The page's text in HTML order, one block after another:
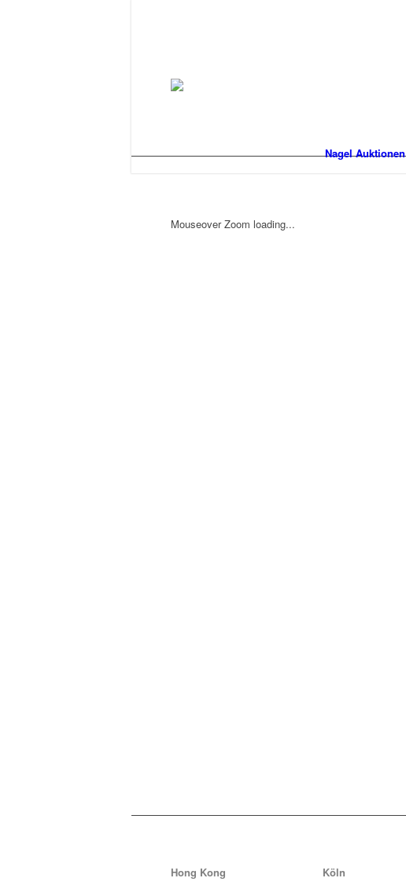
Nagel Auktionen
Mouseover Zoom loading...
Hong Kong
Köln